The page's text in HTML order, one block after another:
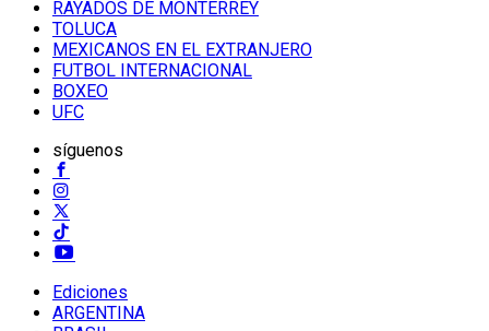
RAYADOS DE MONTERREY
TOLUCA
MEXICANOS EN EL EXTRANJERO
FUTBOL INTERNACIONAL
BOXEO
UFC
síguenos
Ediciones
ARGENTINA